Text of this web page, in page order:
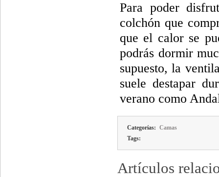
Para poder
colchón que
que el calor se
podrás dormir
supuesto, la
suele destapar
verano como
Categorías: Camas
Tags:
Artículos